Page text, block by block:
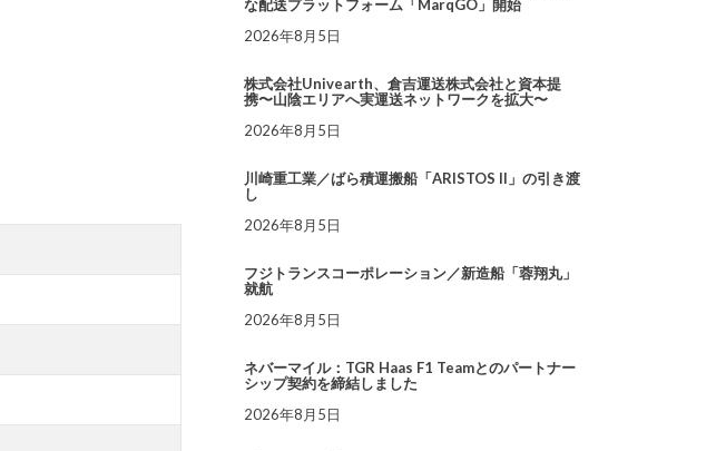
な配送プラットフォーム「MarqGO」開始
2026年8月5日
株式会社Univearth、倉吉運送株式会社と資本提
携〜山陰エリアへ実運送ネットワークを拡大〜
2026年8月5日
川崎重工業／ばら積運搬船「ARISTOS II」の引き渡
し
2026年8月5日
フジトランスコーポレーション／新造船「蓉翔丸」
就航
2026年8月5日
ネバーマイル：TGR Haas F1 Teamとのパートナー
シップ契約を締結しました
2026年8月5日